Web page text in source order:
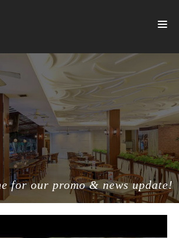
for our promo & news update!